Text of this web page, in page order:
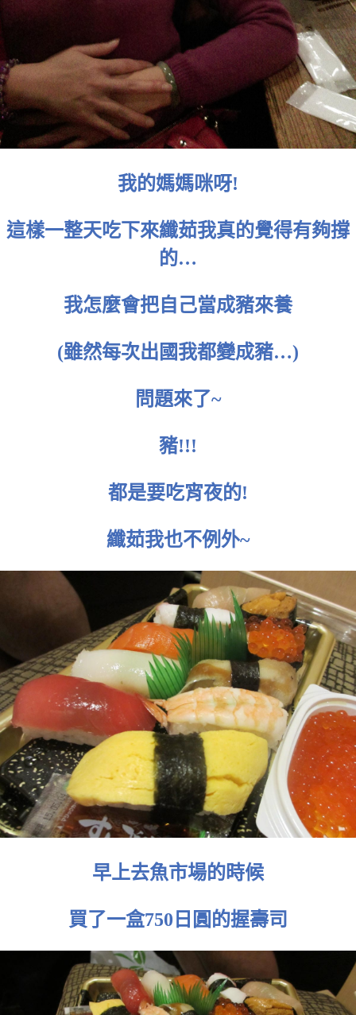
我的媽媽咪呀!
這樣一整天吃下來纖茹我真的覺得有夠撐
的…
我怎麼會把自己當成豬來養
(雖然每次出國我都變成豬…)
問題來了~
豬!!!
都是要吃宵夜的!
纖茹我也不例外~
早上去魚市場的時候
買了一盒750日圓的握壽司